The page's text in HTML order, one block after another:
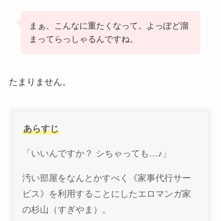
まぁ、こんなに重たくなって。よっぽど溜
まってらっしゃるんですね。
たまりません。
あらすじ
「いいんですか？ シちゃっても…♪」
汚い部屋をなんとかすべく《家事代行サー
ビス》を利用することにしたエロマンガ家
の杉山（すぎやま）。